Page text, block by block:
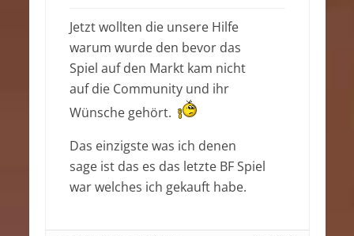
Jetzt wollten die unsere Hilfe
warum wurde den bevor das
Spiel auf den Markt kam nicht
auf die Community und ihr
Wünsche gehört.
Das einzigste was ich denen
sage ist das es das letzte BF Spiel
war welches ich gekauft habe.